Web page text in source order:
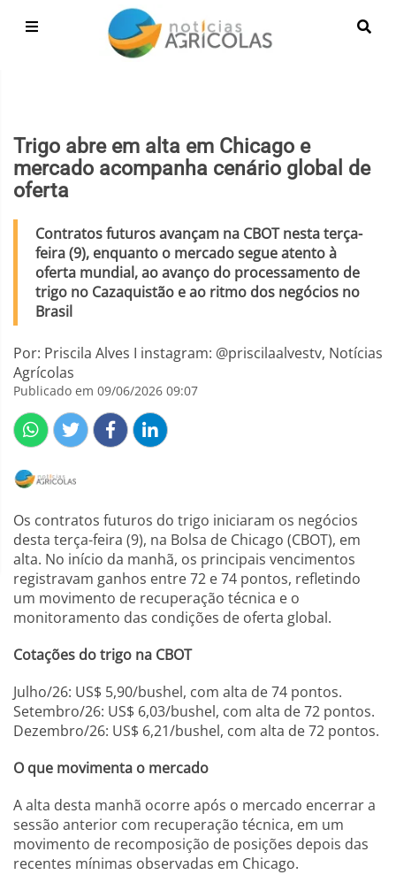
Trigo abre em alta em Chicago e
mercado acompanha cenário global de
oferta
Contratos futuros avançam na CBOT nesta terça-
feira (9), enquanto o mercado segue atento à
oferta mundial, ao avanço do processamento de
trigo no Cazaquistão e ao ritmo dos negócios no
Brasil
Por: Priscila Alves I instagram: @priscilaalvestv, Notícias
Agrícolas
Publicado em 09/06/2026 09:07
Os contratos futuros do trigo iniciaram os negócios
desta terça-feira (9), na Bolsa de Chicago (CBOT), em
alta. No início da manhã, os principais vencimentos
registravam ganhos entre 72 e 74 pontos, refletindo
um movimento de recuperação técnica e o
monitoramento das condições de oferta global.
Cotações do trigo na CBOT
Julho/26: US$ 5,90/bushel, com alta de 74 pontos.
Setembro/26: US$ 6,03/bushel, com alta de 72 pontos.
Dezembro/26: US$ 6,21/bushel, com alta de 72 pontos.
O que movimenta o mercado
A alta desta manhã ocorre após o mercado encerrar a
sessão anterior com recuperação técnica, em um
movimento de recomposição de posições depois das
recentes mínimas observadas em Chicago.